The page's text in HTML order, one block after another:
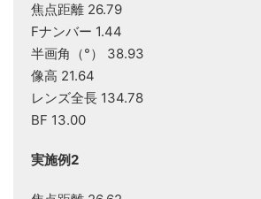
焦点距離 26.79
Fナンバー 1.44
半画角（°） 38.93
像高 21.64
レンズ全長 134.78
BF 13.00
実施例2